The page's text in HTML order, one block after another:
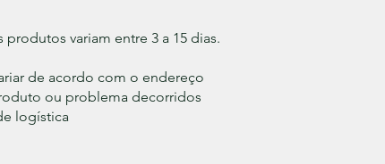
variam entre 3 a 15 dias.
de acordo com o endereço
ou problema decorridos
logística